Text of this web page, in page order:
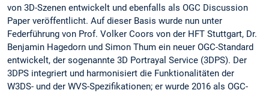
von 3D-Szenen entwickelt und ebenfalls als OGC Discussion
Paper veröffentlicht. Auf dieser Basis wurde nun unter
Federführung von Prof. Volker Coors von der HFT Stuttgart, Dr.
Benjamin Hagedorn und Simon Thum ein neuer OGC-Standard
entwickelt, der sogenannte 3D Portrayal Service (3DPS). Der
3DPS integriert und harmonisiert die Funktionalitäten der
W3DS- und der WVS-Spezifikationen; er wurde 2016 als OGC-